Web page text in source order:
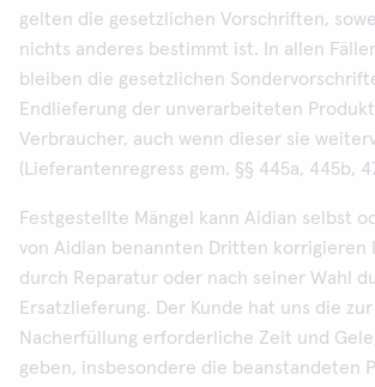
gelten die gesetzlichen Vorschriften,
nichts anderes bestimmt ist. In allen
bleiben die gesetzlichen
Endlieferung der unverarbeiteten
Verbraucher, auch wenn dieser sie
(Lieferantenregress gem. §§ 445a, 445b,
Festgestellte Mängel kann Aidian selbst
von Aidian benannten Dritten korrigieren
durch Reparatur oder nach seiner Wahl
Ersatzlieferung. Der Kunde hat uns die
Nacherfüllung erforderliche Zeit und
geben, insbesondere die beanstandeten